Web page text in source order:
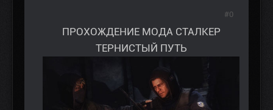
ПРОХОЖДЕНИЕ МОДА СТАЛКЕР
ТЕРНИСТЫЙ ПУТЬ
#0